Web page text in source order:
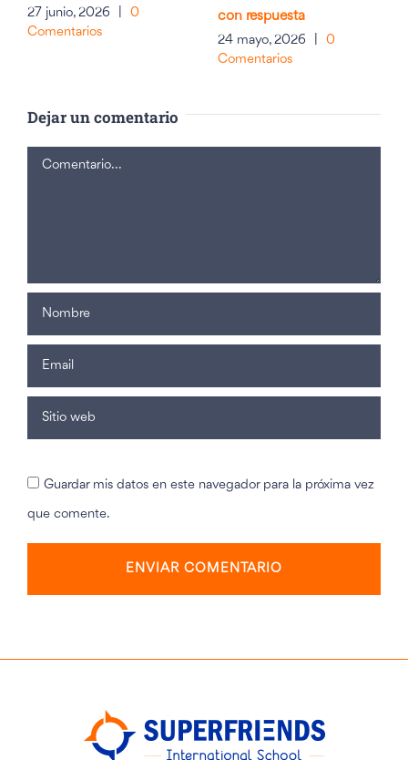
27 junio, 2026
0
Comentarios
con respuesta
24 mayo, 2026
0
Comentarios
Dejar un comentario
Comentario
Guardar mis datos en este navegador para la próxima vez
que comente.